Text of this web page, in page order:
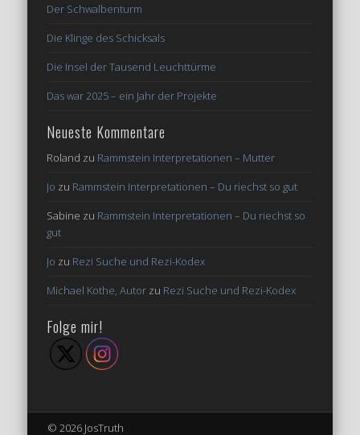
Der Schwalbenturm
Die Klinge des Schicksals
Die Insel der Tausend Leuchttürme
Das war 2025 – ein Jahr der Projekte
Neueste Kommentare
Roland zu Rammstein Interpretationen – Mutter
Jo zu Rammstein Interpretationen – Du riechst so gut
Sabine zu Rammstein Interpretationen – Du riechst so
gut
Jo zu Rezi Suche und Rezi-Kodex
Michael Kothe, Autor zu Rezi Suche und Rezi-Kodex
Folge mir!
© 2026 JosTruth